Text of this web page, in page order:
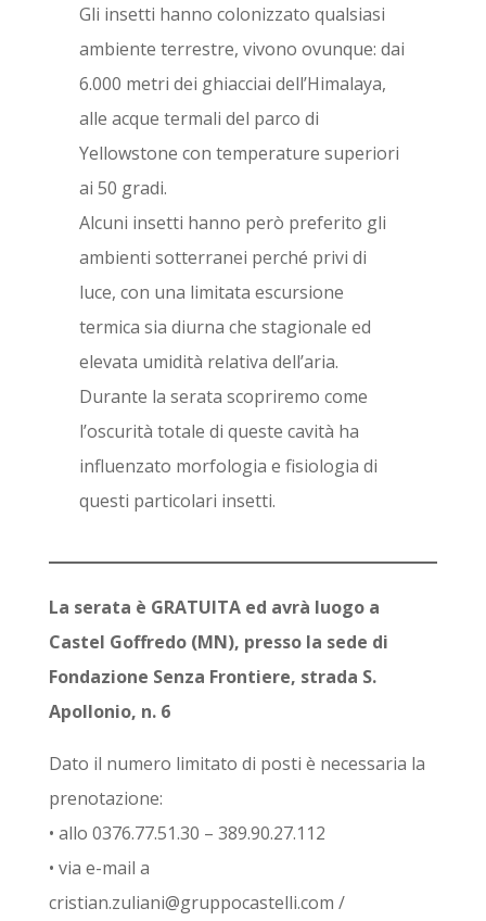
Gli insetti hanno colonizzato qualsiasi
ambiente terrestre, vivono ovunque: dai
6.000 metri dei ghiacciai dell’Himalaya,
alle acque termali del parco di
Yellowstone con temperature superiori
ai 50 gradi.
Alcuni insetti hanno però preferito gli
ambienti sotterranei perché privi di
luce, con una limitata escursione
termica sia diurna che stagionale ed
elevata umidità relativa dell’aria.
Durante la serata scopriremo come
l’oscurità totale di queste cavità ha
influenzato morfologia e fisiologia di
questi particolari insetti.
La serata è GRATUITA ed avrà luogo a
Castel Goffredo (MN), presso la sede di
Fondazione Senza Frontiere, strada S.
Apollonio, n. 6
Dato il numero limitato di posti è necessaria la
prenotazione:
• allo 0376.77.51.30 – 389.90.27.112
• via e-mail a
cristian.zuliani@gruppocastelli.com /